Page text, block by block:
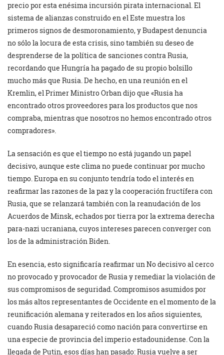
precio por esta enésima incursión pirata internacional. El
sistema de alianzas construido en el Este muestra los
primeros signos de desmoronamiento, y Budapest denuncia
no sólo la locura de esta crisis, sino también su deseo de
desprenderse de la política de sanciones contra Rusia,
recordando que Hungría ha pagado de su propio bolsillo
mucho más que Rusia. De hecho, en una reunión en el
Kremlin, el Primer Ministro Orban dijo que «Rusia ha
encontrado otros proveedores para los productos que nos
compraba, mientras que nosotros no hemos encontrado otros
compradores».
La sensación es que el tiempo no está jugando un papel
decisivo, aunque este clima no puede continuar por mucho
tiempo. Europa en su conjunto tendría todo el interés en
reafirmar las razones de la paz y la cooperación fructífera con
Rusia, que se relanzará también con la reanudación de los
Acuerdos de Minsk, echados por tierra por la extrema derecha
para-nazi ucraniana, cuyos intereses parecen converger con
los de la administración Biden.
En esencia, esto significaría reafirmar un No decisivo al cerco
no provocado y provocador de Rusia y remediar la violación de
sus compromisos de seguridad. Compromisos asumidos por
los más altos representantes de Occidente en el momento de la
reunificación alemana y reiterados en los años siguientes,
cuando Rusia desapareció como nación para convertirse en
una especie de provincia del imperio estadounidense. Con la
llegada de Putin, esos días han pasado: Rusia vuelve a ser